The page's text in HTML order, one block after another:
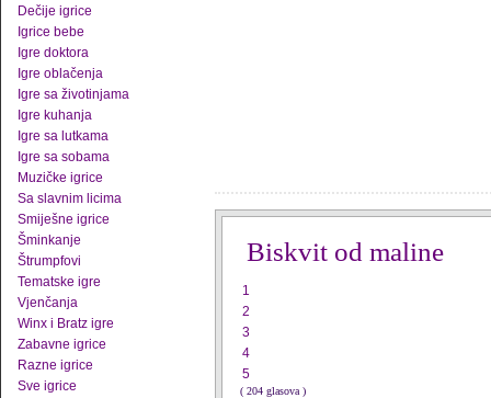
Dečije igrice
Igrice bebe
Igre doktora
Igre oblačenja
Igre sa životinjama
Igre kuhanja
Igre sa lutkama
Igre sa sobama
Muzičke igrice
Sa slavnim licima
Smiješne igrice
Šminkanje
Štrumpfovi
Tematske igre
Vjenčanja
Winx i Bratz igre
Zabavne igrice
Razne igrice
Sve igrice
Biskvit od maline
1
2
3
4
5
( 204 glasova )